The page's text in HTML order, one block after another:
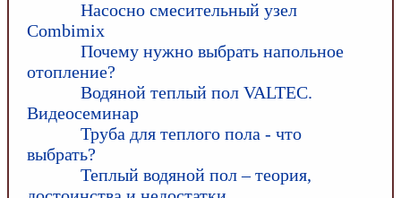
Насосно смесительный узел
Combimix
Почему нужно выбрать напольное
отопление?
Водяной теплый пол VALTEC.
Видеосеминар
Труба для теплого пола - что
выбрать?
Теплый водяной пол – теория,